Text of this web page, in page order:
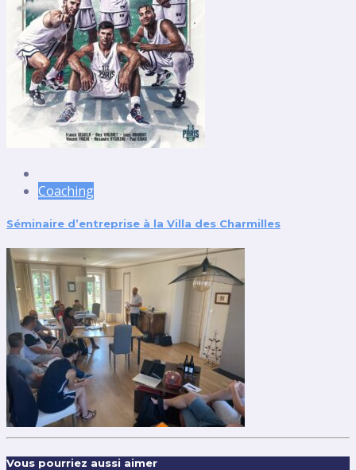
Coaching
Séminaire d’entreprise à la Villa des Charmilles
Vous pourriez aussi aimer